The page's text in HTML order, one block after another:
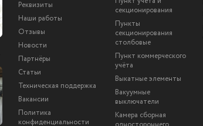
Реквизиты
Наши работы
Отзывы
Новости
Партнёры
Статьи
Техническая поддержка
Вакансии
Политика
конфиденциальности
секционирования
Пункты
секционирования
столбовые
Пункт коммерческого
учёта
Выкатные элементы
Вакуумные
выключатели
Камера сборная